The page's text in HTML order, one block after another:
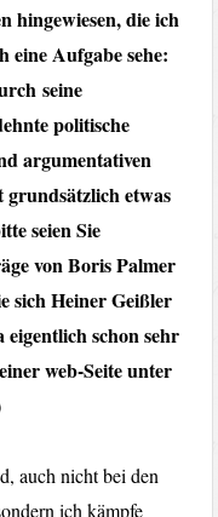
hingewiesen, die ich
eine Aufgabe sehe:
seine
politische
argumentativen
grundsätzlich etwas
seien Sie
von Boris Palmer
sich Heiner Geißler
schon sehr
web-Seite unter
auch nicht bei den
ich kämpfe